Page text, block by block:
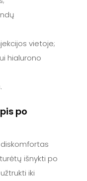
vietoje;
hialurono
po
išnykti po
iki